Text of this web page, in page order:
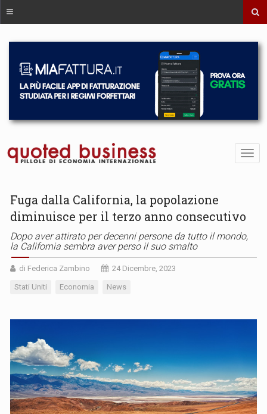
Fuga dalla California, la popolazione
diminuisce per il terzo anno consecutivo
Dopo aver attirato per decenni persone da tutto il mondo,
la California sembra aver perso il suo smalto
di Federica Zambino 24 Dicembre, 2023
Stati Uniti Economia News